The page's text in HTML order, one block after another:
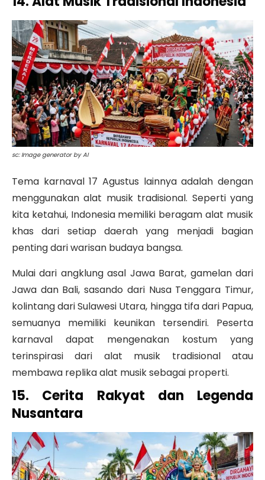
sc: Image generator by AI
Tema karnaval 17 Agustus lainnya adalah dengan
menggunakan alat musik tradisional. Seperti yang
kita ketahui, Indonesia memiliki beragam alat musik
khas dari setiap daerah yang menjadi bagian
penting dari warisan budaya bangsa.
Mulai dari angklung asal Jawa Barat, gamelan dari
Jawa dan Bali, sasando dari Nusa Tenggara Timur,
kolintang dari Sulawesi Utara, hingga tifa dari Papua,
semuanya memiliki keunikan tersendiri. Peserta
karnaval dapat mengenakan kostum yang
terinspirasi dari alat musik tradisional atau
membawa replika alat musik sebagai properti.
15. Cerita Rakyat dan Legenda
Nusantara